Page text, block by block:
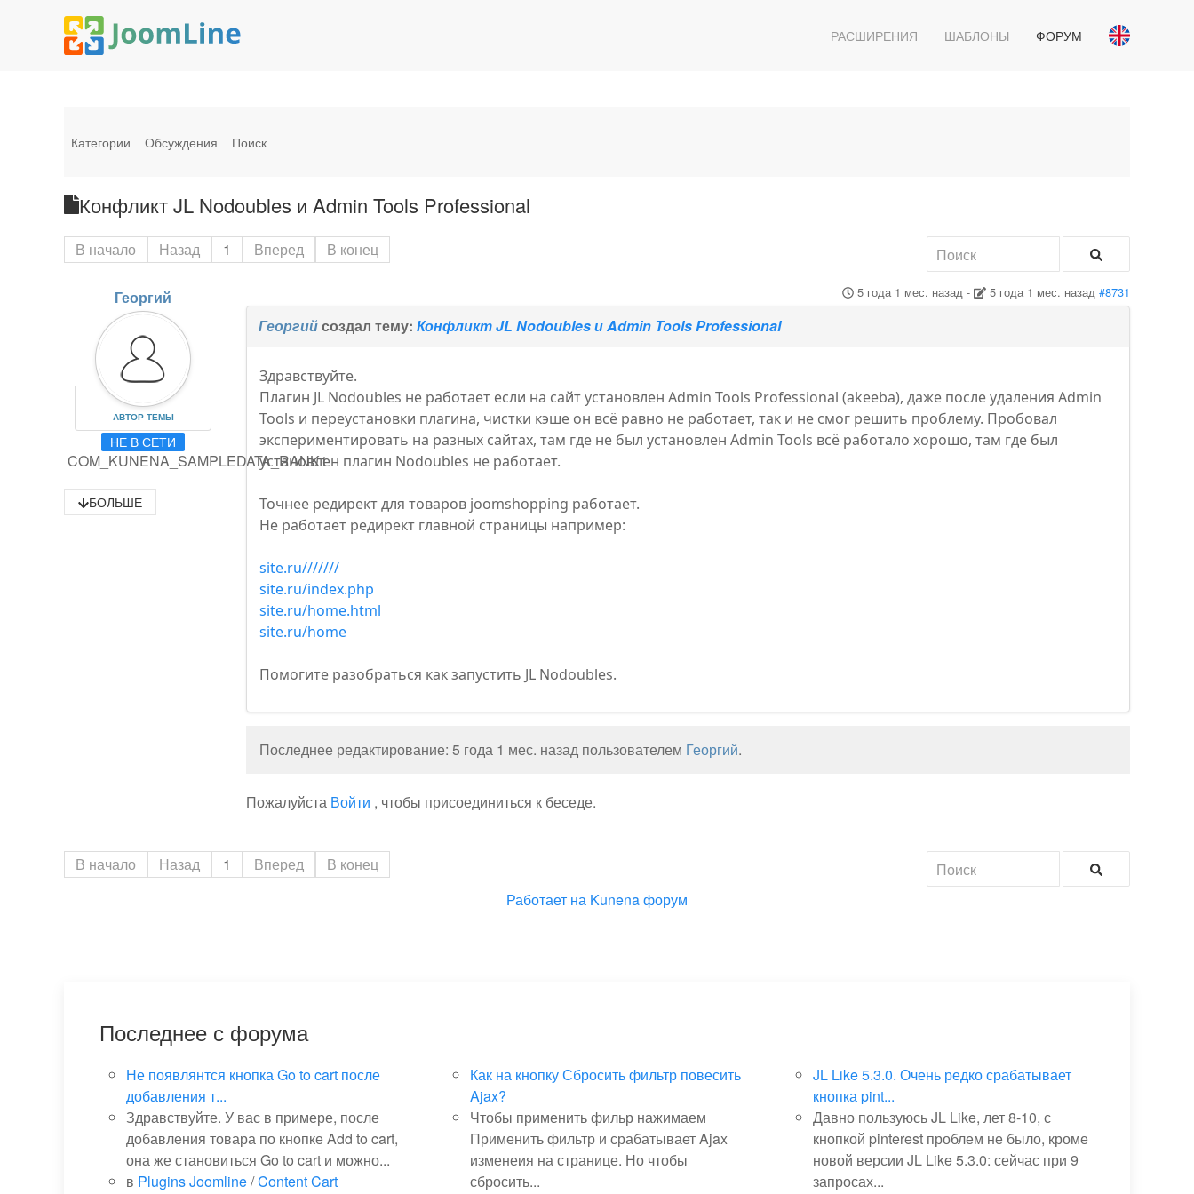
РАСШИРЕНИЯ ШАБЛОНЫ ФОРУМ
Категории Обсуждения Поиск
Конфликт JL Nodoubles и Admin Tools Professional
В начало Назад 1 Вперед В конец
Георгий
АВТОР ТЕМЫ
НЕ В СЕТИ
COM_KUNENA_SAMPLEDATA_RANK1
БОЛЬШЕ
5 года 1 мес. назад- 5 года 1 мес. назад #8731
Георгийсоздал тему:Конфликт JL Nodoubles и Admin Tools Professional
Здравствуйте.
Плагин JL Nodoubles не работает если на сайт установлен Admin Tools Professional (akeeba), даже после удаления Admin
Tools и переустановки плагина, чистки кэше он всё равно не работает, так и не смог решить проблему. Пробовал
экспериментировать на разных сайтах, там где не был установлен Admin Tools всё работало хорошо, там где был
установлен плагин Nodoubles не работает.
Точнее редирект для товаров joomshopping работает.
Не работает редирект главной страницы например:
site.ru///////
site.ru/index.php
site.ru/home.html
site.ru/home
Помогите разобраться как запустить JL Nodoubles.
Последнее редактирование: 5 года 1 мес. назад пользователем Георгий.
Пожалуйста Войти , чтобы присоединиться к беседе.
В начало Назад 1 Вперед
В конец
Работает на Kunena форум
Последнее с форума
Не появлянтся кнопка Go to cart после
добавления т...
Здравствуйте. У вас в примере, после
добавления товара по кнопке Add to cart,
она же становиться Go to cart и можно...
в Plugins Joomline/Content Cart
Как на кнопку Сбросить фильтр повесить
Ajax?
Чтобы применить фильр нажимаем
Применить фильтр и срабатывает Ajax
изменеия на странице. Но чтобы
сбросить...
JL Like 5.3.0. Очень редко срабатывает
кнопка pint...
Давно пользуюсь JL Like, лет 8-10, с
кнопкой pinterest проблем не было, кроме
новой версии JL Like 5.3.0: сейчас при 9
запросах...